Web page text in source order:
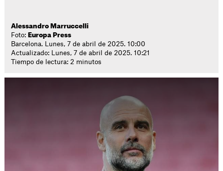
Alessandro Marruccelli
Foto: Europa Press
Barcelona. Lunes, 7 de abril de 2025. 10:00
Actualizado: Lunes, 7 de abril de 2025. 10:21
Tiempo de lectura: 2 minutos